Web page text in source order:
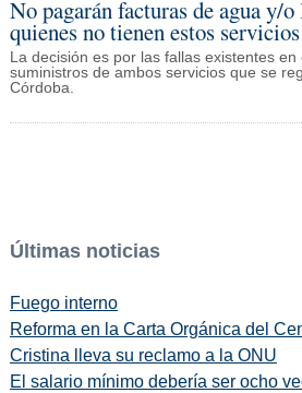
No pagarán facturas de agua y/
quienes no tienen estos
La decisión es por las fallas existentes
suministros de ambos servicios que se
Córdoba.
Últimas noticias
Fuego interno
Reforma en la Carta Orgánica del
Cristina lleva su reclamo a la ONU
El salario mínimo debería ser ocho